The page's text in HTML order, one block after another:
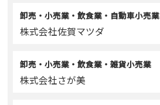
卸売・小売業・飲食業・自動車小売業
株式会社佐賀マツダ
卸売・小売業・飲食業・雑貨小売業
株式会社さが美